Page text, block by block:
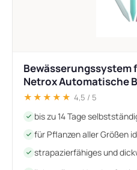
Bewässerungssystem
Netrox Automatische
★★★★★ 4,5 / 5
bis zu 14 Tage
für Pflanzen aller Größen
strapazierfähiges und